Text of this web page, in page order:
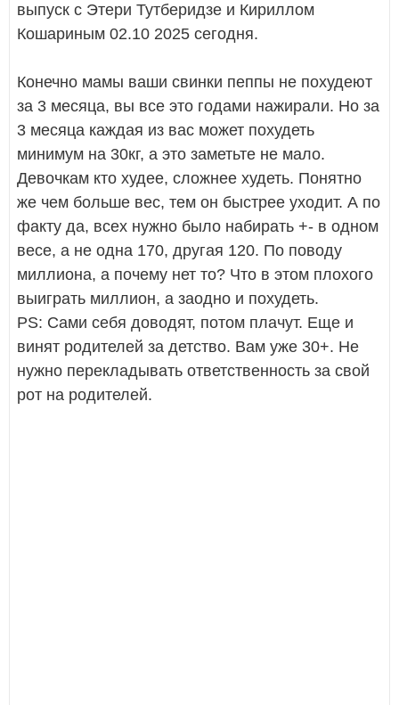
выпуск с Этери Тутберидзе и Кириллом
Кошариным 02.10 2025 сегодня.
Конечно мамы ваши свинки пеппы не похудеют
за 3 месяца, вы все это годами нажирали. Но за
3 месяца каждая из вас может похудеть
минимум на 30кг, а это заметьте не мало.
Девочкам кто худее, сложнее худеть. Понятно
же чем больше вес, тем он быстрее уходит. А по
факту да, всех нужно было набирать +- в одном
весе, а не одна 170, другая 120. По поводу
миллиона, а почему нет то? Что в этом плохого
выиграть миллион, а заодно и похудеть.
PS: Сами себя доводят, потом плачут. Еще и
винят родителей за детство. Вам уже 30+. Не
нужно перекладывать ответственность за свой
рот на родителей.